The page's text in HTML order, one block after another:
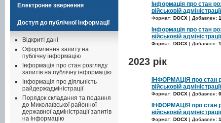
Електронне звернення
Доступ до публічної інформації
Відкриті дані
Оформлення запиту на
публічну інформацію
Інформація про стан розгляду
запитів на публічну інформацію
Інформація про діяльність
райдержадміністрації
Порядок складання та подання
до Миколаївської районної
державної адміністрації запитів
на інформацію
Інформація про стан
військовій
Формат: DOCX | Добавлен:
Інформація про стан
військовій
Формат: DOCX | Добавлен:
2023 рік
ІНФОРМАЦІЯ про стан
військовій
Формат: DOCX | Добавлен:
ІНФОРМАЦІЯ про стан
військовій
Формат: DOCX | Добавлен: